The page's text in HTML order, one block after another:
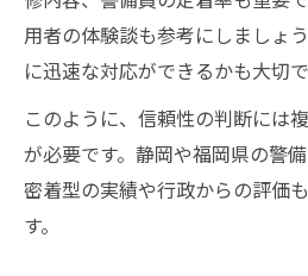
用者の体験談も参考にしましょ
に迅速な対応ができるかも大切で
このように、信頼性の判断には
が必要です。静岡や福岡県の警
密着型の実績や行政からの評価
す。